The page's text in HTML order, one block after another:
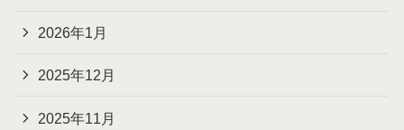
2026年1月
2025年12月
2025年11月